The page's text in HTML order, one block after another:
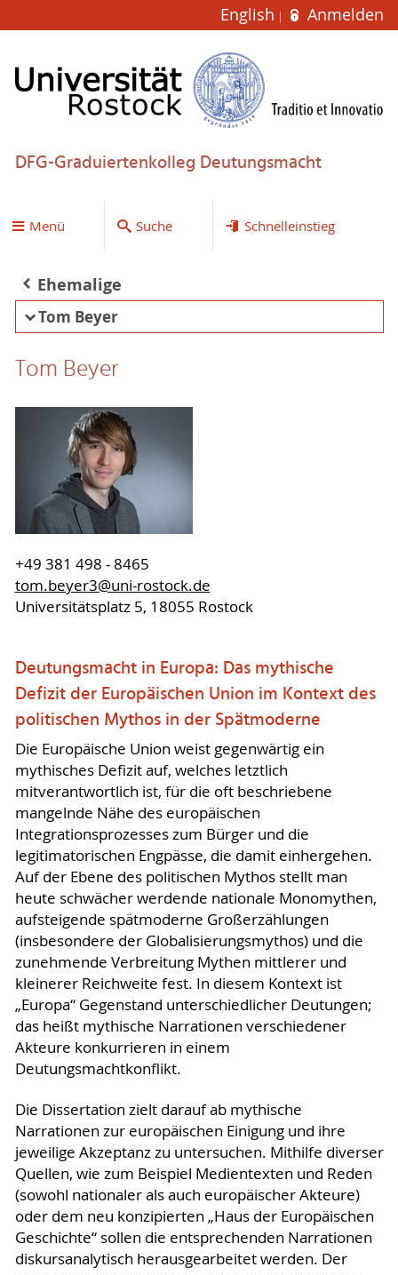
English Anmelden
DFG-Graduiertenkolleg Deutungsmacht
Menü Suche Schnelleinstieg
Ehemalige
Tom Beyer
Tom Beyer
+49 381 498 - 8465
tom.beyer3@uni-rostock.de
Universitätsplatz 5, 18055 Rostock
Deutungsmacht in Europa: Das mythische
Defizit der Europäischen Union im Kontext des
politischen Mythos in der Spätmoderne
Die Europäische Union weist gegenwärtig ein
mythisches Defizit auf, welches letztlich
mitverantwortlich ist, für die oft beschriebene
mangelnde Nähe des europäischen
Integrationsprozesses zum Bürger und die
legitimatorischen Engpässe, die damit einhergehen.
Auf der Ebene des politischen Mythos stellt man
heute schwächer werdende nationale Monomythen,
aufsteigende spätmoderne Großerzählungen
(insbesondere der Globalisierungsmythos) und die
zunehmende Verbreitung Mythen mittlerer und
kleinerer Reichweite fest. In diesem Kontext ist
„Europa“ Gegenstand unterschiedlicher Deutungen;
das heißt mythische Narrationen verschiedener
Akteure konkurrieren in einem
Deutungsmachtkonflikt.
Die Dissertation zielt darauf ab mythische
Narrationen zur europäischen Einigung und ihre
jeweilige Akzeptanz zu untersuchen. Mithilfe diverser
Quellen, wie zum Beispiel Medientexten und Reden
(sowohl nationaler als auch europäischer Akteure)
oder dem neu konzipierten „Haus der Europäischen
Geschichte“ sollen die entsprechenden Narrationen
diskursanalytisch herausgearbeitet werden. Der